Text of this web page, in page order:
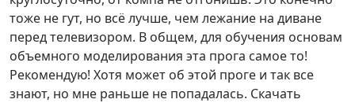
тоже не гут, но всё лучше, чем лежание на диване
перед телевизором. В общем, для обучения основам
объемного моделирования эта прога самое то!
Рекомендую! Хотя может об этой проге и так все
знают, но мне раньше не попадалась. Скачать